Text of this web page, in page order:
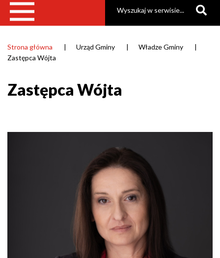
Ścieżka
Strona główna Urząd Gminy
Władze Gminy
Zastępca Wójta
Zastępca Wójta